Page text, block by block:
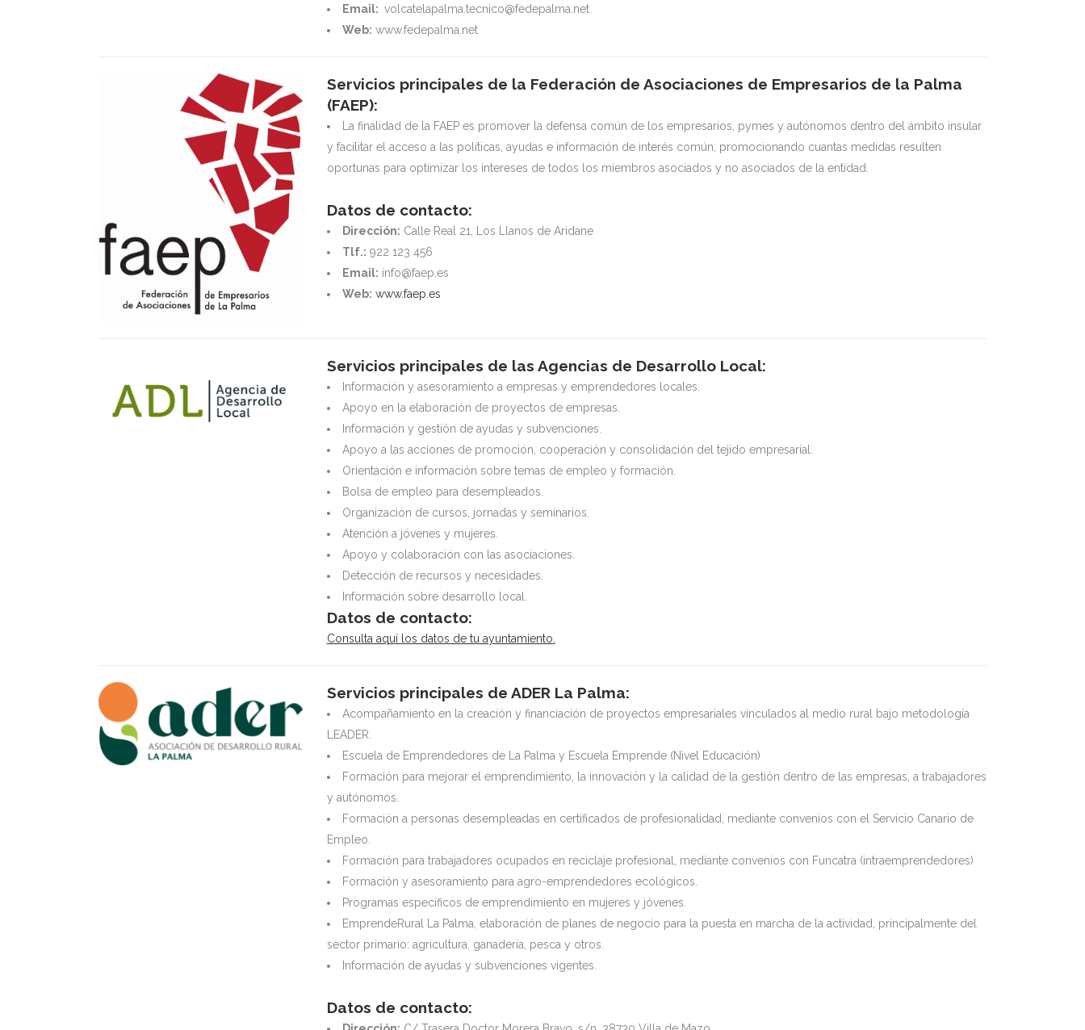
Email: volcatelapalma.tecnico@fedepalma.net
Web: www.fedepalma.net
Servicios principales de la Federación de Asociaciones de Empresarios de la Palma
(FAEP):
La finalidad de la FAEP es promover la defensa común de los empresarios, pymes y autónomos dentro del ámbito insular
y facilitar el acceso a las políticas, ayudas e información de interés común, promocionando cuantas medidas resulten
oportunas para optimizar los intereses de todos los miembros asociados y no asociados de la entidad.
Datos de contacto:
Dirección: Calle Real 21, Los Llanos de Aridane
Tlf.: 922 123 456
Email: info@faep.es
Web: www.faep.es
Servicios principales de las Agencias de Desarrollo Local:
Información y asesoramiento a empresas y emprendedores locales.
Apoyo en la elaboración de proyectos de empresas.
Información y gestión de ayudas y subvenciones.
Apoyo a las acciones de promoción, cooperación y consolidación del tejido empresarial.
Orientación e información sobre temas de empleo y formación.
Bolsa de empleo para desempleados.
Organización de cursos, jornadas y seminarios.
Atención a jóvenes y mujeres.
Apoyo y colaboración con las asociaciones.
Detección de recursos y necesidades.
Información sobre desarrollo local.
Datos de contacto:
Consulta aquí los datos de tu ayuntamiento
Servicios principales de ADER La Palma:
Acompañamiento en la creación y financiación de proyectos empresariales vinculados al medio rural bajo metodología
LEADER.
Escuela de Emprendedores de La Palma y Escuela Emprende (Nivel Educación)
Formación para mejorar el emprendimiento, la innovación y la calidad de la gestión dentro de las empresas, a trabajadores
y autónomos.
Formación a personas desempleadas en certificados de profesionalidad, mediante convenios con el Servicio Canario de
Empleo.
Formación para trabajadores ocupados en reciclaje profesional, mediante convenios con Funcatra (intraemprendedores)
Formación y asesoramiento para agro-emprendedores ecológicos.
Programas específicos de emprendimiento en mujeres y jóvenes.
EmprendeRural La Palma, elaboración de planes de negocio para la puesta en marcha de la actividad, principalmente del
sector primario: agricultura, ganadería, pesca y otros.
Información de ayudas y subvenciones vigentes.
Datos de contacto: